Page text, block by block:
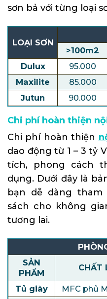
sơn bả với từng loại
LOẠI SƠN
>100m2
Dulux
95.000
Maxilite
85.000
Jutun
90.000
Chi phí hoàn thiện
Chi phí hoàn thiện
dao động từ 1 – 3 tỷ
tích, phong cách
dụng. Dưới đây là
bạn dễ dàng
sách cho không
tương lai.
SẢN
PHẨM
CHẤT
Tủ giày
MFC phủ